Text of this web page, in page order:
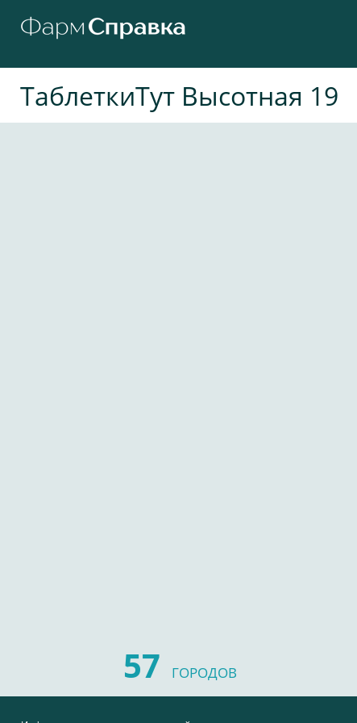
ТаблеткиТут Высотная 19
57 ГОРОДОВ